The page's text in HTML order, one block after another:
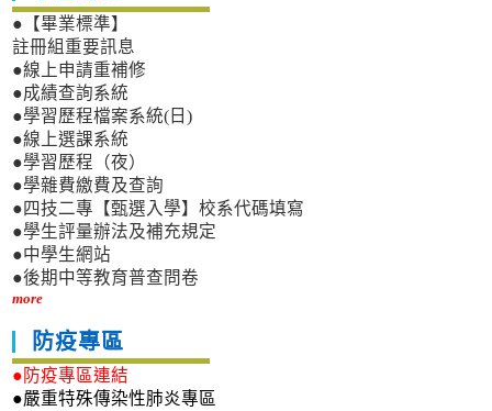
●【畢業標準】
註冊組重要訊息
●線上申請重補修
●成績查詢系統
●學習歷程檔案系統(日)
●線上選課系統
●學習歷程（夜）
●學雜費繳費及查詢
●四技二專【甄選入學】校系代碼填寫
●學生評量辦法及補充規定
●中學生網站
●後期中等教育普查問卷
more
防疫專區
●防疫專區連結
●嚴重特殊傳染性肺炎專區